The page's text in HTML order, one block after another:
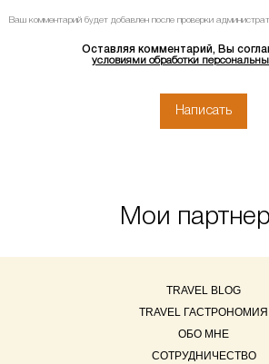
Ваш комментарий будет добавлен после проверки
Оставляя комментарий, Вы
условиями обработки
Мои
TRAVEL BLOG
TRAVEL ГАСТРОНОМИЯ
ОБО МНЕ
СОТРУДНИЧЕСТВО